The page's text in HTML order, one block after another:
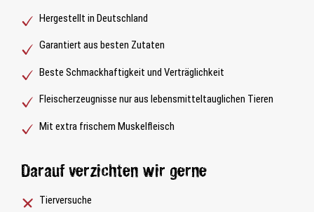
Hergestellt in Deutschland
Garantiert aus besten Zutaten
Beste Schmackhaftigkeit und Verträglichkeit
Fleischerzeugnisse nur aus lebensmitteltauglichen Tieren
Mit extra frischem Muskelfleisch
Darauf verzichten wir gerne
Tierversuche